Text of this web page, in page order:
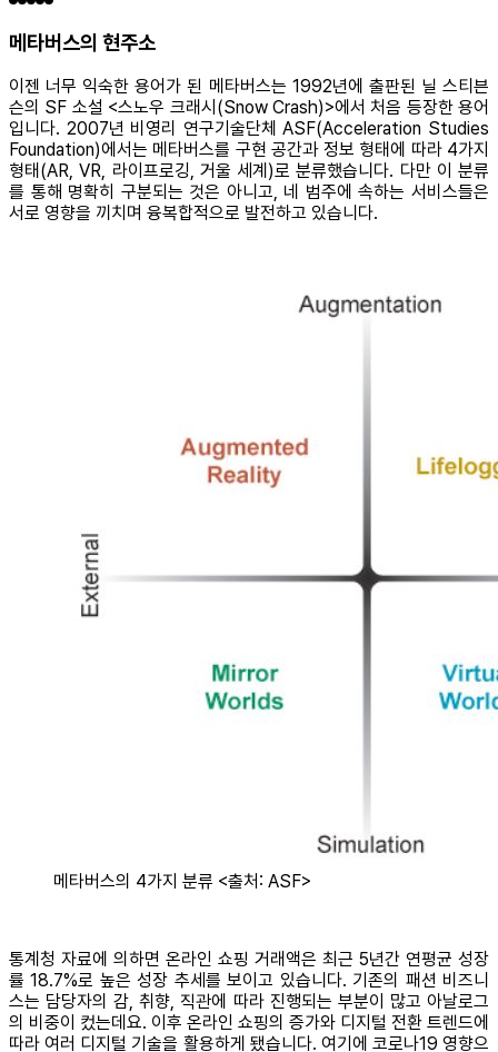
메타버스의 현주소
이젠 너무 익숙한 용어가 된 메타버스는 1992년에 출판된 닐 스티븐
슨의 SF 소설 <스노우 크래시(Snow Crash)>에서 처음 등장한 용어
입니다. 2007년 비영리 연구기술단체 ASF(Acceleration Studies
Foundation)에서는 메타버스를 구현 공간과 정보 형태에 따라 4가지
형태(AR, VR, 라이프로깅, 거울 세계)로 분류했습니다. 다만 이 분류
를 통해 명확히 구분되는 것은 아니고, 네 범주에 속하는 서비스들은
서로 영향을 끼치며 융복합적으로 발전하고 있습니다.
메타버스의 4가지 분류 <출처: ASF>
통계청 자료에 의하면 온라인 쇼핑 거래액은 최근 5년간 연평균 성장
률 18.7%로 높은 성장 추세를 보이고 있습니다. 기존의 패션 비즈니
스는 담당자의 감, 취향, 직관에 따라 진행되는 부분이 많고 아날로그
의 비중이 컸는데요. 이후 온라인 쇼핑의 증가와 디지털 전환 트렌드에
따라 여러 디지털 기술을 활용하게 됐습니다. 여기에 코로나19 영향으